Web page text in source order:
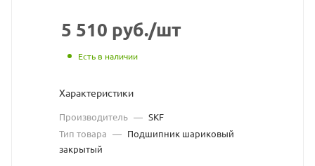
ссылке
https://
без
владельца
сайта
5 510 руб./шт
Есть в наличии
Характеристики
Производитель — SKF
Тип товара — Подшипник шариковый
закрытый